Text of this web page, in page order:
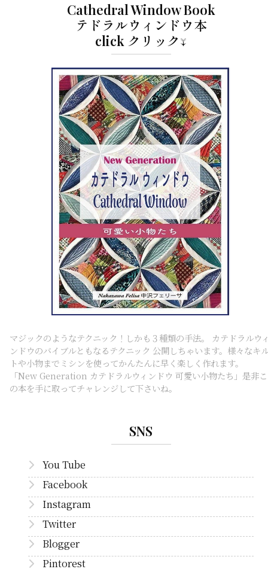
Cathedral Window Book
テドラルウィンドウ本
click クリック↓
マジックのようなテクニック！しかも３種類の手法。 カテドラルウ
ンドウのバイブルともなるテクニック 公開しちゃいます。様々なキ
トや小物までミシンを使ってかんたんに早く楽しく作れます。
「New Generation カテドラルウィンドウ 可愛い小物たち」是非こ
の本を手に取ってチャレンジして下さいね。
SNS
You Tube
Facebook
Instagram
Twitter
Blogger
Pintorest